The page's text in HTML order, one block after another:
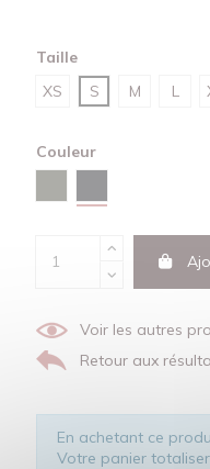
Taille
XS
S M L
Couleur
Voir les autres
Retour aux
En achetant ce
Votre panier